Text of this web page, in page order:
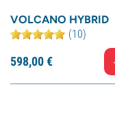
VOLCANO HYBRID
(10)
598,00€